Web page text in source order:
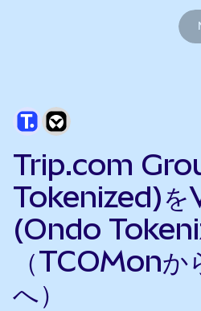
Trip.com
Tokenized)
(Ondo
（TCOMon
へ）